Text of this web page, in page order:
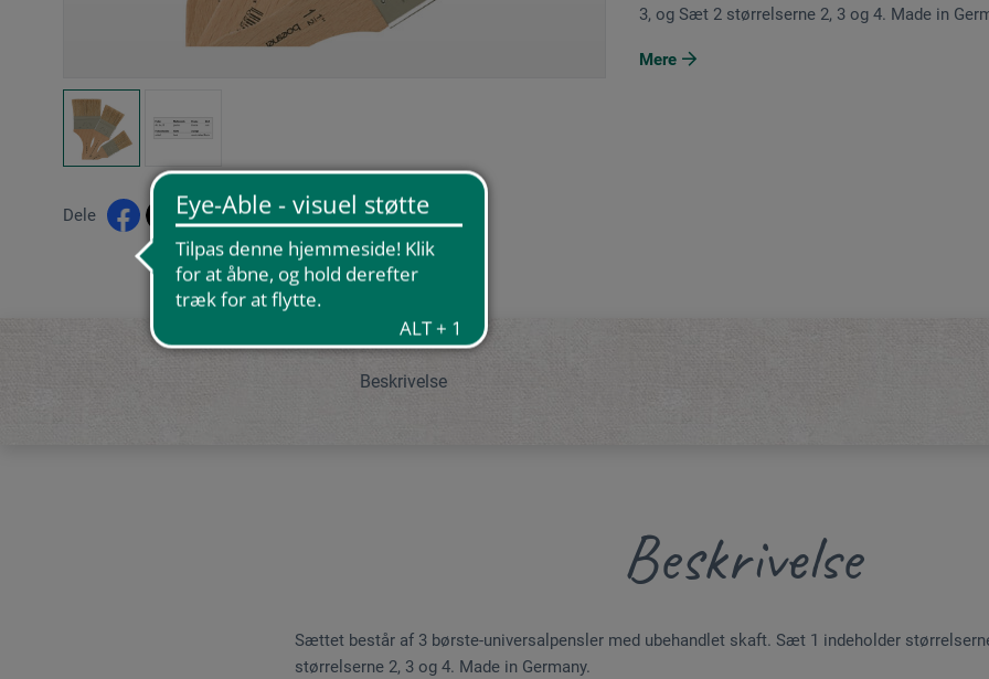
Dele
3, og Sæt 2 størrelserne 2, 3 og 4. Made in
Mere
Beskrivelse
Beskrivelse
Sættet består af 3 børste-universalpensler med ubehandlet skaft. Sæt 1 indeholder
størrelserne 2, 3 og 4. Made in Germany.